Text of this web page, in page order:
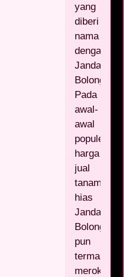
yang
diberi
nama
dengan
Janda
Bolong.
Pada
awal-
awal
harga
jual
tanaman
hias
Janda
Bolong
pun
termasuk
meroket